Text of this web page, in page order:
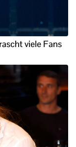
viele Fans